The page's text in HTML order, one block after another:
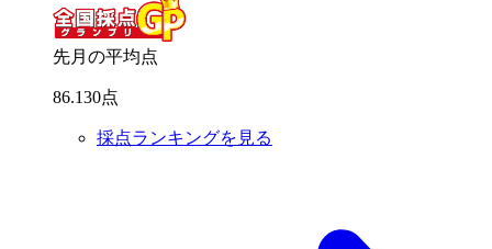
先月の平均点
86.130点
採点ランキングを見る